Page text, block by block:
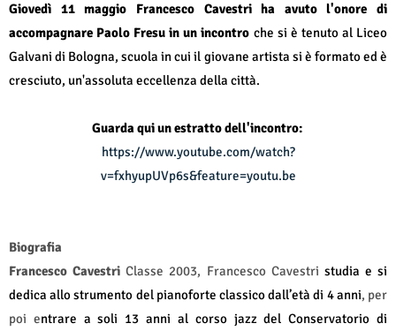
Giovedì 11 maggio Francesco Cavestri ha avuto l'onore di
accompagnare Paolo Fresu in un incontro che si è tenuto al Liceo
Galvani di Bologna, scuola in cui il giovane artista si è formato ed è
cresciuto, un'assoluta eccellenza della città.
Guarda qui un estratto dell'incontro:
https://www.youtube.com/watch?
v=fxhyupUVp6s&feature=youtu.be
Biografia
Francesco CavestriClasse 2003, Francesco Cavestri studia e si
dedica allo strumento del pianoforte classico dall’età di 4 anni, per
poi entrare a soli 13 anni al corso jazz del Conservatorio di